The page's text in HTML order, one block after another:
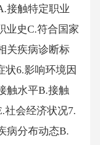
接触特定职业
业史C.符合国家
关疾病诊断标
状6.影响环境因
触水平B.接触
社会经济状况7.
病分布动态B.